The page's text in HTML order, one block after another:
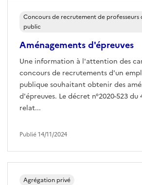
Aménagements d'épreuves
Une information à l'attention des
concours de recrutements d'un
publique souhaitant obtenir des
d'épreuves. Le décret n°2020-523 du
relat...
Concours de recrutement de professeurs
public
Publié 14/11/2024
Agrégation privé